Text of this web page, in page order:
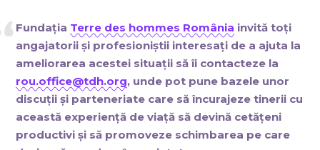
Fundația Terre des hommes România invită toți
angajatorii și profesioniștii interesați de a ajuta la
ameliorarea acestei situații să îi contacteze la
rou.office@tdh.org, unde pot pune bazele unor
discuții și parteneriate care să încurajeze tinerii cu
această experiență de viață să devină cetățeni
productivi și să promoveze schimbarea pe care